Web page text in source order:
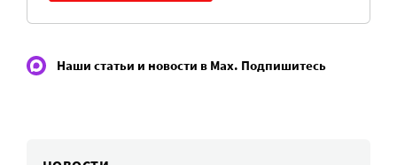
Наши статьи и новости в Max. Подпишитесь